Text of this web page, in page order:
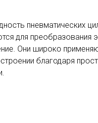
пневматических
для преобразования
Они широко
благодаря